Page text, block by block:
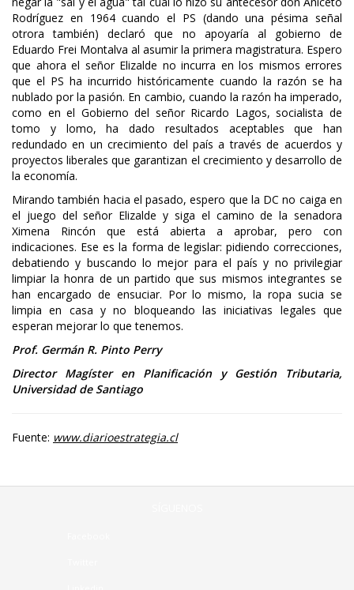
Rodríguez en 1964 cuando el PS (dando una pésima señal
otrora también) declaró que no apoyaría al gobierno de
Eduardo Frei Montalva al asumir la primera magistratura. Espero
que ahora el señor Elizalde no incurra en los mismos errores
que el PS ha incurrido históricamente cuando la razón se ha
nublado por la pasión. En cambio, cuando la razón ha imperado,
como en el Gobierno del señor Ricardo Lagos, socialista de
tomo y lomo, ha dado resultados aceptables que han
redundado en un crecimiento del país a través de acuerdos y
proyectos liberales que garantizan el crecimiento y desarrollo de
la economía.
Mirando también hacia el pasado, espero que la DC no caiga en
el juego del señor Elizalde y siga el camino de la senadora
Ximena Rincón que está abierta a aprobar, pero con
indicaciones. Ese es la forma de legislar: pidiendo correcciones,
debatiendo y buscando lo mejor para el país y no privilegiar
limpiar la honra de un partido que sus mismos integrantes se
han encargado de ensuciar. Por lo mismo, la ropa sucia se
limpia en casa y no bloqueando las iniciativas legales que
esperan mejorar lo que tenemos.
Prof. Germán R. Pinto Perry
Director Magíster en Planificación y Gestión Tributaria,
Universidad de Santiago
Fuente: www.diarioestrategia.cl